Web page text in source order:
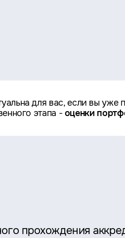
для вас, если вы уже
этапа - оценки
прохождения